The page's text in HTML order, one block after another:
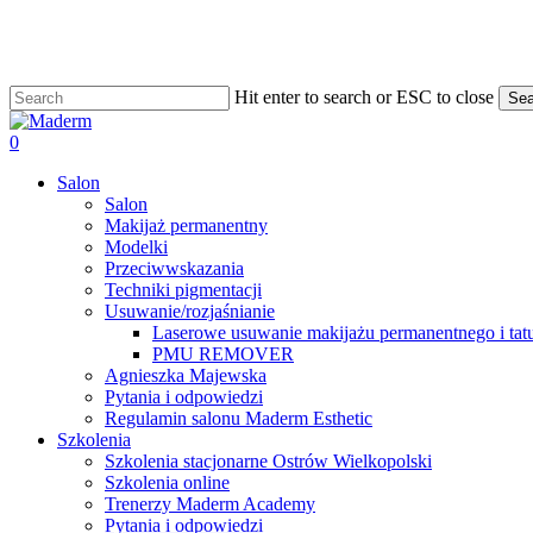
content
Hit enter to search or ESC to close
Close
Search
search
0
Salon
Salon
Makijaż permanentny
Modelki
Przeciwwskazania
Techniki pigmentacji
Usuwanie/rozjaśnianie
Laserowe usuwanie makijażu permanentnego i
PMU REMOVER
Agnieszka Majewska
Pytania i odpowiedzi
Regulamin salonu Maderm Esthetic
Szkolenia
Szkolenia stacjonarne Ostrów Wielkopolski
Szkolenia online
Trenerzy Maderm Academy
Pytania i odpowiedzi